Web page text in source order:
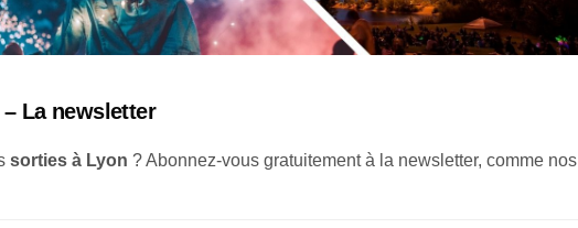
La newsletter
sorties à Lyon ? Abonnez-vous gratuitement à la newsletter, comme nos